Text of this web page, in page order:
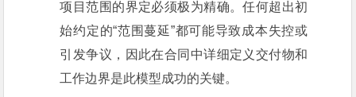
项目范围的界定必须极为精确。任何超出初
始约定的“范围蔓延”都可能导致成本失控或
引发争议，因此在合同中详细定义交付物和
工作边界是此模型成功的关键。